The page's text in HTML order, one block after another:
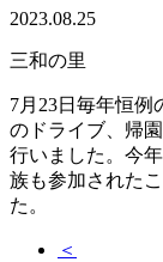
2023.08.25
三和の里
7月23日毎年恒
のドライブ、帰
行いました。今
族も参加された
た。
＜